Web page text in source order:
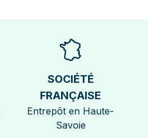
SOCIÉTÉ
FRANÇAISE
Entrepôt en Haute-
Savoie